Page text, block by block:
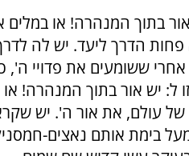
בתוך המנהרה! או
הדרך ליעד. יש לה לדרך
ששומעים את פדויי ה',
ל: יש אור בתוך המנהרה!
עולם, את אור ה'. יש
בימת אותם נאצים-